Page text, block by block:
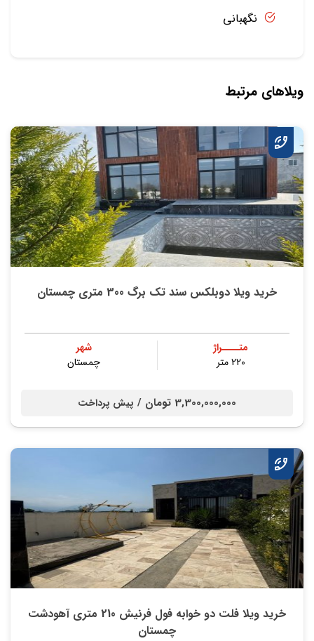
نگهبانی
ویلاهای مرتبط
خرید ویلا دوبلکس سند تک برگ 300 متری چمستان
متــــراژ
220 متر
شهر
چمستان
3,300,000,000 تومان / پیش پرداخت
خرید ویلا فلت دو خوابه فول فرنیش 210 متری آهودشت
چمستان